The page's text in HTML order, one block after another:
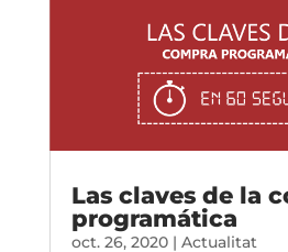
Las claves de la
programática
oct. 26, 2020| Actualitat